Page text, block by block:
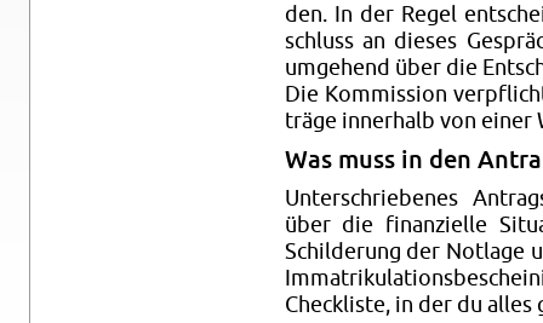
den. In der Regel
schluss an die­ses
um­ge­hend über die
Die Kom­mis­si­on
trä­ge in­ner­halb von einer
Was muss in den
Un­ter­schrie­be­nes
über die fi­nan­zi­el­le
Schil­de­rung der Not­la­ge
Check­lis­te, in der du alles